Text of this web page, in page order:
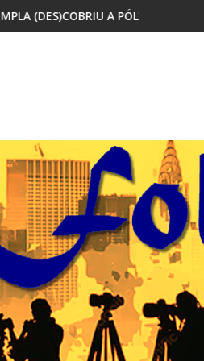
MAIORIA DOS JOVENS